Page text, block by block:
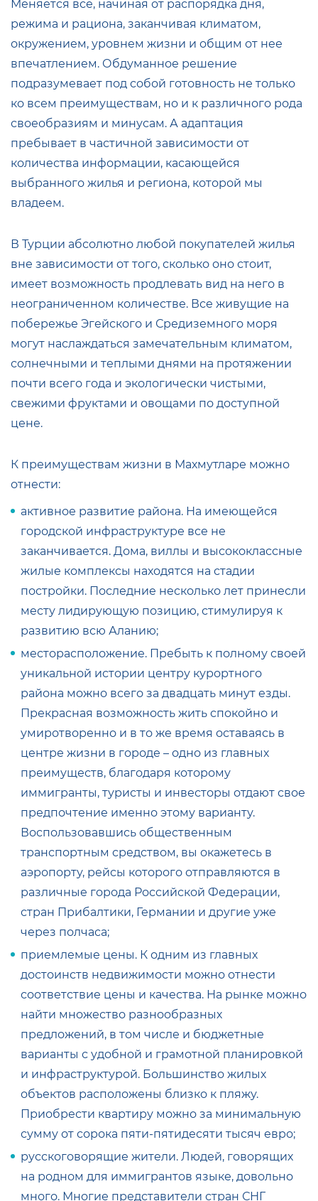
Меняется все, начиная от распорядка дня,
режима и рациона, заканчивая климатом,
окружением, уровнем жизни и общим от нее
впечатлением. Обдуманное решение
подразумевает под собой готовность не только
ко всем преимуществам, но и к различного рода
своеобразиям и минусам. А адаптация
пребывает в частичной зависимости от
количества информации, касающейся
выбранного жилья и региона, которой мы
владеем.
В Турции абсолютно любой покупателей жилья
вне зависимости от того, сколько оно стоит,
имеет возможность продлевать вид на него в
неограниченном количестве. Все живущие на
побережье Эгейского и Средиземного моря
могут наслаждаться замечательным климатом,
солнечными и теплыми днями на протяжении
почти всего года и экологически чистыми,
свежими фруктами и овощами по доступной
цене.
К преимуществам жизни в Махмутларе можно
отнести:
активное развитие района. На имеющейся
городской инфраструктуре все не
заканчивается. Дома, виллы и высококлассные
жилые комплексы находятся на стадии
постройки. Последние несколько лет принесли
месту лидирующую позицию, стимулируя к
развитию всю Аланию;
месторасположение. Пребыть к полному своей
уникальной истории центру курортного
района можно всего за двадцать минут езды.
Прекрасная возможность жить спокойно и
умиротворенно и в то же время оставаясь в
центре жизни в городе – одно из главных
преимуществ, благодаря которому
иммигранты, туристы и инвесторы отдают свое
предпочтение именно этому варианту.
Воспользовавшись общественным
транспортным средством, вы окажетесь в
аэропорту, рейсы которого отправляются в
различные города Российской Федерации,
стран Прибалтики, Германии и другие уже
через полчаса;
приемлемые цены. К одним из главных
достоинств недвижимости можно отнести
соответствие цены и качества. На рынке можно
найти множество разнообразных
предложений, в том числе и бюджетные
варианты с удобной и грамотной планировкой
и инфраструктурой. Большинство жилых
объектов расположены близко к пляжу.
Приобрести квартиру можно за минимальную
сумму от сорока пяти-пятидесяти тысяч евро;
русскоговорящие жители. Людей, говорящих
на родном для иммигрантов языке, довольно
много. Многие представители стран СНГ